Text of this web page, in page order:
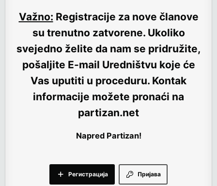
Važno: Registracije za nove članove
su trenutno zatvorene. Ukoliko
svejedno želite da nam se pridružite,
pošaljite E-mail Uredništvu koje će
Vas uputiti u proceduru. Kontak
informacije možete pronaći na
partizan.net
Napred Partizan!
Пријава
Регистрација